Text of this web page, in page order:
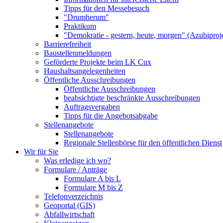
Tipps für den Messebesuch
"Drumherum"
Praktikum
"Demokratie - gestern, heute, morgen"
Barrierefreiheit
Baustellenmeldungen
Geförderte Projekte beim LK Cux
Haushaltsangelegenheiten
Öffentliche Ausschreibungen
Öffentliche Ausschreibungen
beabsichtigte beschränkte Ausschreibungen
Auftragsvergaben
Tipps für die Angebotsabgabe
Stellenangebote
Stellenangebote
Regionale Stellenbörse für den öffentlichen Dienst
Wir für Sie
Was erledige ich wo?
Formulare / Anträge
Formulare A bis L
Formulare M bis Z
Telefonverzeichnis
Geoportal (GIS)
Abfallwirtschaft